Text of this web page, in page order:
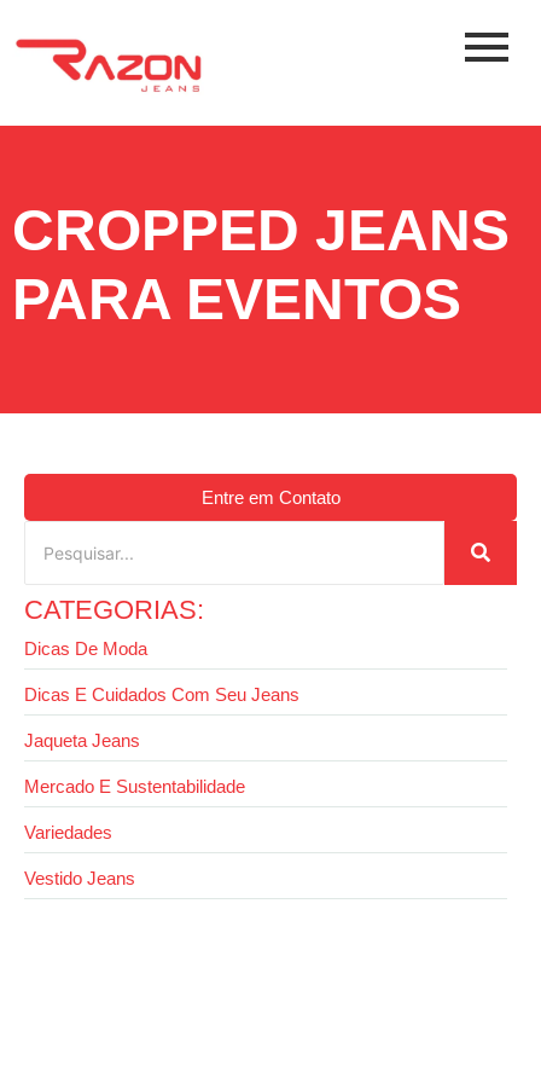
CROPPED JEANS
PARA EVENTOS
Entre em Contato
CATEGORIAS:
Dicas De Moda
Dicas E Cuidados Com Seu Jeans
Jaqueta Jeans
Mercado E Sustentabilidade
Variedades
Vestido Jeans